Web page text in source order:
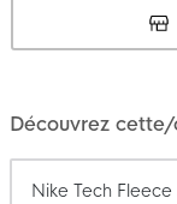
Découvrez
Nike Tech